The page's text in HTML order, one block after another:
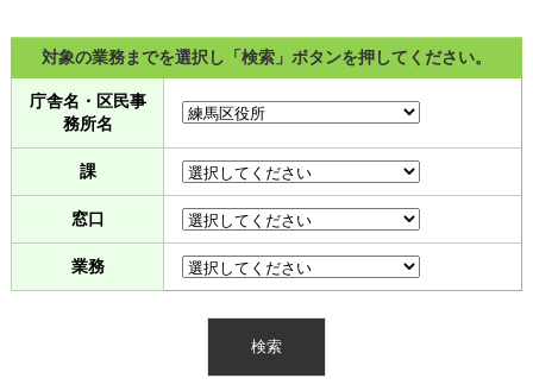
混雑予想カレンダー
対象の業務までを選択し「検索」ボタンを押してください。
庁舎名・区民事
務所名
課
窓口
業務